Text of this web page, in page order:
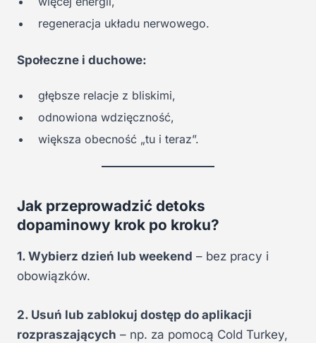
regeneracja układu nerwowego.
Społeczne i duchowe:
głębsze relacje z bliskimi,
odnowiona wdzięczność,
większa obecność „tu i teraz”.
Jak przeprowadzić detoks
dopaminowy krok po kroku?
1. Wybierz dzień lub weekend – bez pracy i
obowiązków.
2. Usuń lub zablokuj dostęp do aplikacji
rozpraszających – np. za pomocą Cold Turkey,